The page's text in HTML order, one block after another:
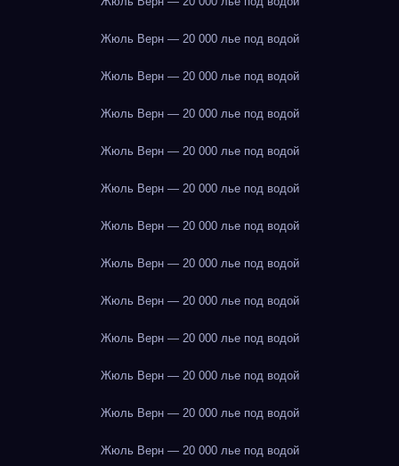
Жюль Верн — 20 000 лье под водой
Жюль Верн — 20 000 лье под водой
Жюль Верн — 20 000 лье под водой
Жюль Верн — 20 000 лье под водой
Жюль Верн — 20 000 лье под водой
Жюль Верн — 20 000 лье под водой
Жюль Верн — 20 000 лье под водой
Жюль Верн — 20 000 лье под водой
Жюль Верн — 20 000 лье под водой
Жюль Верн — 20 000 лье под водой
Жюль Верн — 20 000 лье под водой
Жюль Верн — 20 000 лье под водой